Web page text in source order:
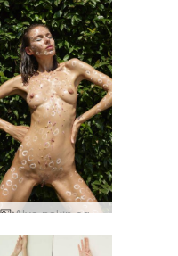
Alya nakin og skapandi